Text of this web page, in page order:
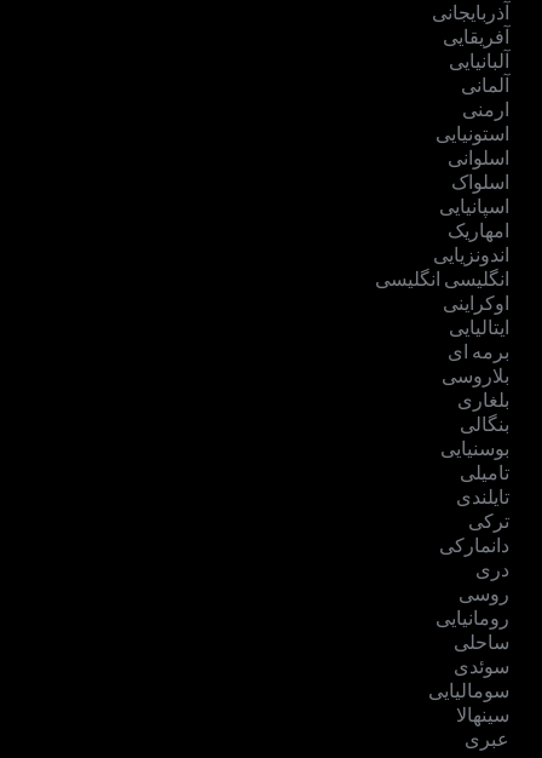
آذربایجانی
آفریقایی
آلبانیایی
آلمانی
ارمنی
استونیایی
اسلوانی
اسلواک
اسپانیایی
امهاریک
اندونزیایی
انگلیسی انگلیسی
اوکراینی
ایتالیایی
برمه ای
بلاروسی
بلغاری
بنگالی
بوسنیایی
تامیلی
تایلندی
ترکی
دانمارکی
دری
روسی
رومانیایی
ساحلی
سوئدی
سومالیایی
سینهالا
عبری